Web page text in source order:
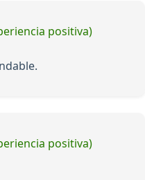
positiva)
positiva)